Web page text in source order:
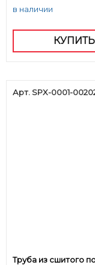
в наличии
КУПИТЬ
Арт. SPX-0001-
Труба из сшитого